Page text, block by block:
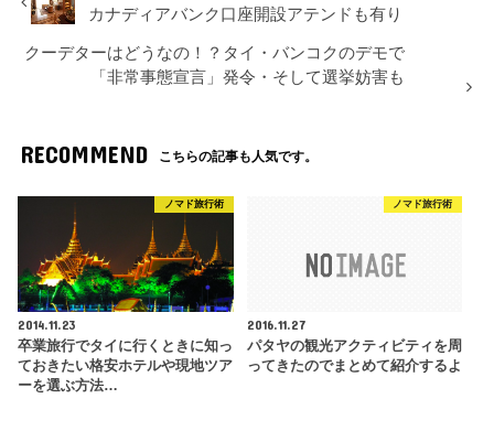
カナディアバンク口座開設アテンドも有り
クーデターはどうなの！？タイ・バンコクのデモで
「非常事態宣言」発令・そして選挙妨害も
RECOMMEND こちらの記事も人気です。
ノマド旅行術
2014.11.23
卒業旅行でタイに行くときに知っ
ておきたい格安ホテルや現地ツア
ーを選ぶ方法…
ノマド旅行術
2016.11.27
パタヤの観光アクティビティを周
ってきたのでまとめて紹介するよ